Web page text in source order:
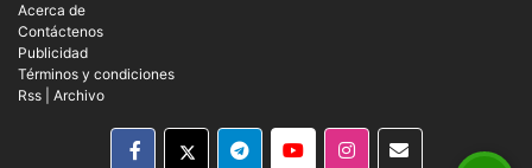
Acerca de
Contáctenos
Publicidad
Términos y condiciones
Rss
Archivo